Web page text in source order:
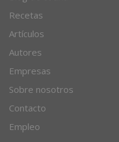
Recetas
Artículos
Autores
Empresas
Sobre nosotros
Contacto
Empleo